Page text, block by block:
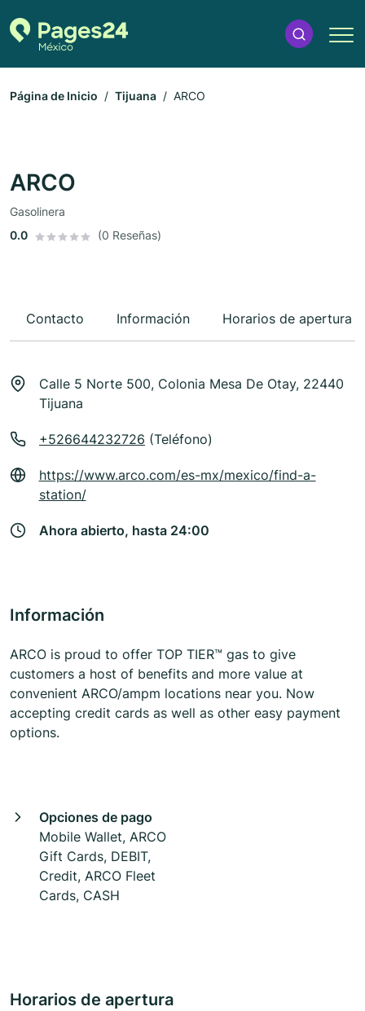
Página de Inicio Tijuana ARCO
ARCO
Gasolinera
0.0
(0 Reseñas)
Contacto Información Horarios de apertura
Calle 5 Norte 500, Colonia Mesa De Otay, 22440
Tijuana
+526644232726 (Teléfono)
https://www.arco.com/es-mx/mexico/find-a-
station/
Ahora abierto, hasta 24:00
Información
ARCO is proud to offer TOP TIER™ gas to give
customers a host of benefits and more value at
convenient ARCO/ampm locations near you. Now
accepting credit cards as well as other easy payment
options.
Opciones de pago
Mobile Wallet, ARCO
Gift Cards, DEBIT,
Credit, ARCO Fleet
Cards, CASH
Horarios de apertura